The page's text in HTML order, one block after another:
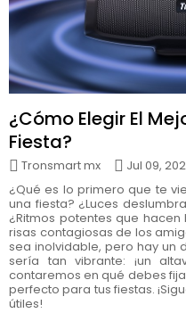
¿Cómo Elegir El
Fiesta?
Tronsmart mx Jul 09,
¿Qué es lo primero que te
una fiesta? ¿Luces
¿Ritmos potentes que
risas contagiosas de los
sea inolvidable, pero hay un
sería tan vibrante: ¡un
contaremos en qué debes
perfecto para tus fiestas.
útiles!